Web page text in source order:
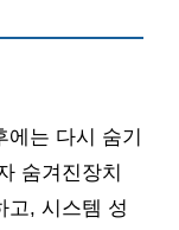
에는 다시 숨기
숨겨진장치
고, 시스템 성